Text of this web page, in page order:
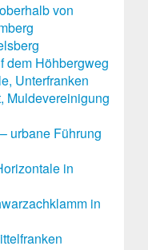
von
dem Höhbergweg
Unterfranken
Muldevereinigung
urbane Führung
in
in